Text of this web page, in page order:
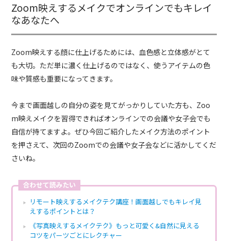
Zoom映えするメイクでオンラインでもキレイ
なあなたへ
Zoom映えする顔に仕上げるためには、血色感と立体感がとて
も大切。ただ単に濃く仕上げるのではなく、使うアイテムの色
味や質感も重要になってきます。
今まで画面越しの自分の姿を見てがっかりしていた方も、Zoo
m映えメイクを習得できればオンラインでの会議や女子会でも
自信が持てますよ。ぜひ今回ご紹介したメイク方法のポイント
を押さえて、次回のZoomでの会議や女子会などに活かしてくだ
さいね。
合わせて読みたい
リモート映えするメイクテク講座！画面越しでもキレイ見
えするポイントとは？
《写真映えするメイクテク》もっと可愛く&自然に見える
コツをパーツごとにレクチャー